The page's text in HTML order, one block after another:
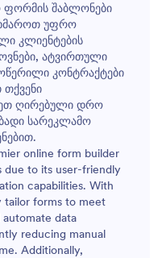
შაბლონები
უფრო
კლიენტების
ატვირთული
კონტრაქტები
ღირებული დრო
სარეკლამო
online form builder
due to its user-friendly
capabilities. With
tailor forms to meet
data
reducing manual
Additionally,